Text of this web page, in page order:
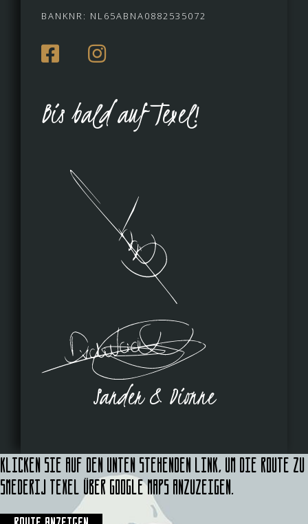
BANKNR: NL65ABNA0882535072
Bis bald auf Texel!
Sander & Dionne
Klicken Sie auf den unten stehenden Link, um die Route zu
Smederij Texel über Google Maps anzuzeigen.